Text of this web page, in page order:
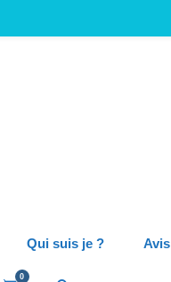
Qui suis je ? Avis
0